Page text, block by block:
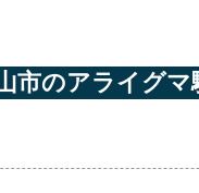
市のアライグマ